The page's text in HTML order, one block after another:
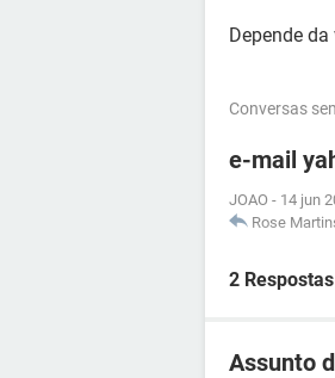
Depende
Conversas
e-mail
JOAO - 14 jun
Rose
2 Respostas
Assunto